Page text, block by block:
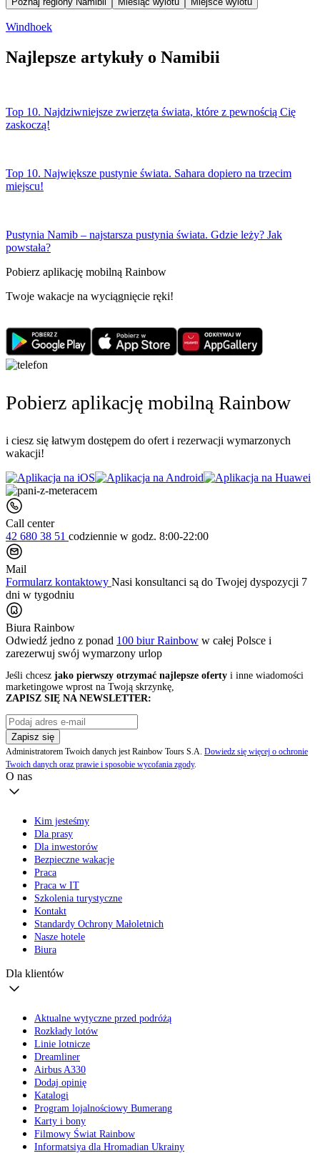
Windhoek
Najlepsze artykuły o Namibii
Top 10. Najdziwniejsze zwierzęta świata, które z pewnością Cię
zaskoczą!
Top 10. Największe pustynie świata. Sahara dopiero na trzecim
miejscu!
Pustynia Namib – najstarsza pustynia świata. Gdzie leży? Jak
powstała?
Pobierz aplikację mobilną Rainbow
Twoje wakacje na wyciągnięcie ręki!
Pobierz aplikację mobilną Rainbow
i ciesz się łatwym dostępem do ofert i rezerwacji wymarzonych
wakacji!
Call center
42 680 38 51 codziennie w godz. 8:00-22:00
Mail
Formularz kontaktowy Nasi konsultanci są do Twojej dyspozycji 7
dni w tygodniu
Biura Rainbow
Odwiedź jedno z ponad 100 biur Rainbow w całej Polsce i
zarezerwuj swój wymarzony urlop
Jeśli chcesz jako pierwszy otrzymać najlepsze oferty i inne wiadomości
marketingowe wprost na Twoją skrzynkę,
ZAPISZ SIĘ NA NEWSLETTER:
Zapisz się
Administratorem Twoich danych jest Rainbow Tours S.A. Dowiedz się więcej o ochronie
Twoich danych oraz prawie i sposobie wycofania zgody.
O nas
Kim jesteśmy
Dla prasy
Dla inwestorów
Bezpieczne wakacje
Praca
Praca w IT
Szkolenia turystyczne
Kontakt
Standardy Ochrony Małoletnich
Nasze hotele
Biura
Dla klientów
Aktualne wytyczne przed podróżą
Rozkłady lotów
Linie lotnicze
Dreamliner
Airbus A330
Dodaj opinię
Katalogi
Program lojalnościowy Bumerang
Karty i bony
Filmowy Świat Rainbow
Informatsiya dla Hromadian Ukrainy